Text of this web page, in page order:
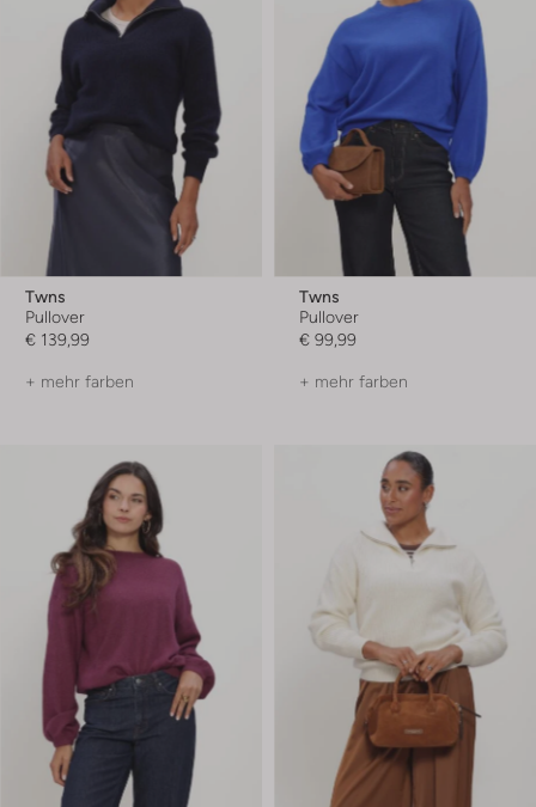
Twns
Pullover
€ 139,99
+ mehr farben
Twns
Pullover
€ 99,99
+ mehr farben